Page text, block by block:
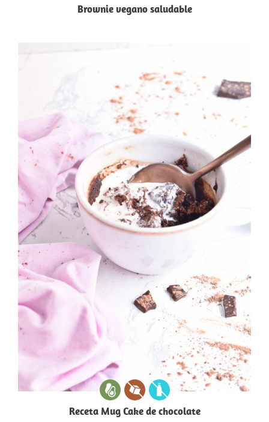
Brownie vegano saludable
Receta Mug Cake de chocolate